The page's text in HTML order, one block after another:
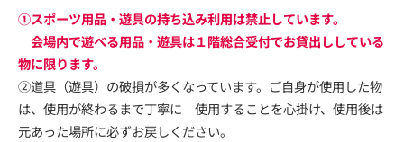
①スポーツ用品・遊具の持ち込み利用は禁止しています。
会場内で遊べる用品・遊具は１階総合受付でお貸出ししている
物に限ります。
②道具（遊具）の破損が多くなっています。ご自身が使用した物
は、使用が終わるまで丁寧に 使用することを心掛け、使用後は
元あった場所に必ずお戻しください。